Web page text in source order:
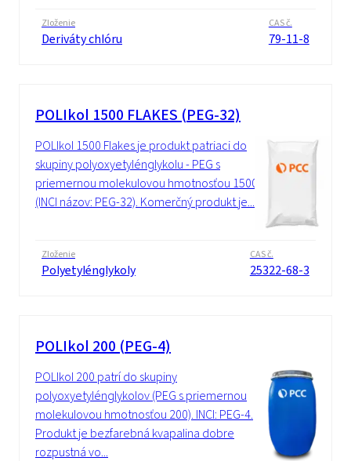
Zloženie
Deriváty chlóru
CAS č.
79-11-8
POLIkol 1500 FLAKES (PEG-32)
POLIkol 1500 Flakes je produkt patriaci do
skupiny polyoxyetylénglykolu - PEG s
priemernou molekulovou hmotnosťou 1500
(INCI názov: PEG-32). Komerčný produkt je...
Zloženie
Polyetylénglykoly
CAS č.
25322-68-3
POLIkol 200 (PEG-4)
POLIkol 200 patrí do skupiny
polyoxyetylénglykolov (PEG s priemernou
molekulovou hmotnosťou 200). INCI: PEG-4.
Produkt je bezfarebná kvapalina dobre
rozpustná vo...